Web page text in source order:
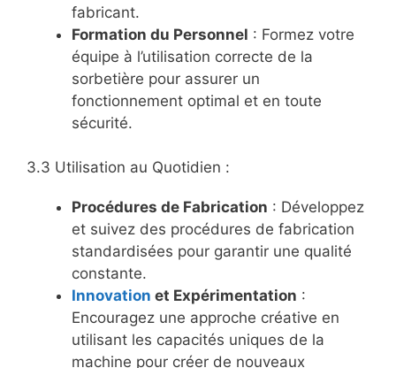
fabricant.
Formation du Personnel : Formez votre
équipe à l’utilisation correcte de la
sorbetière pour assurer un
fonctionnement optimal et en toute
sécurité.
3.3 Utilisation au Quotidien :
Procédures de Fabrication : Développez
et suivez des procédures de fabrication
standardisées pour garantir une qualité
constante.
Innovation et Expérimentation :
Encouragez une approche créative en
utilisant les capacités uniques de la
machine pour créer de nouveaux